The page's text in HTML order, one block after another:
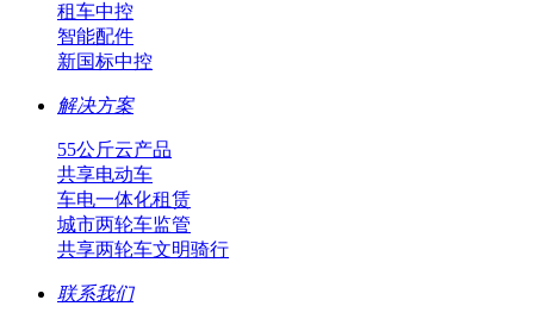
租车中控
智能配件
新国标中控
解决方案
55公斤云产品
共享电动车
车电一体化租赁
城市两轮车监管
共享两轮车文明骑行
联系我们